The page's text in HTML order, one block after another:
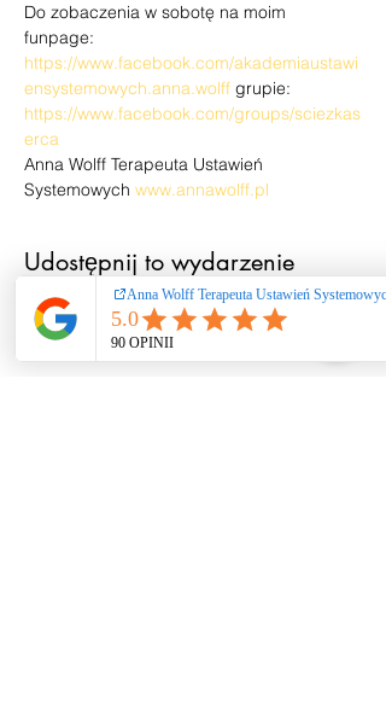
Do zobaczenia w sobotę na moim
funpage:
https://www.facebook.com/akademiaustawi
ensystemowych.anna.wolff grupie:
https://www.facebook.com/groups/sciezkas
erca
Anna Wolff Terapeuta Ustawień
Systemowych www.annawolff.pl
Udostępnij to wydarzenie